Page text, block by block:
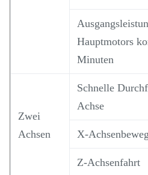
Hauptmotors
Minuten
Zwei
Achsen
Schnelle
Achse
X-
Z-Achsenfahrt